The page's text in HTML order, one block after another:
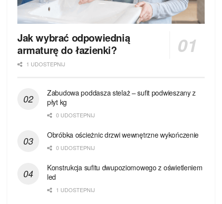
Jak wybrać odpowiednią
armaturę do łazienki?
1 UDOSTEPNIJ
Zabudowa poddasza stelaż – sufit podwieszany z
płyt kg
0 UDOSTEPNIJ
Obróbka ościeżnic drzwi wewnętrzne wykończenie
0 UDOSTEPNIJ
Konstrukcja sufitu dwupoziomowego z oświetleniem
led
1 UDOSTEPNIJ